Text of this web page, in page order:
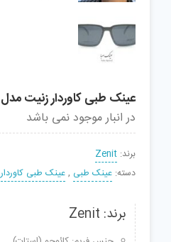
عینک طبی کاوردار زنیت مدل ZE6064
در انبار موجود نمی باشد
برند: Zenit
دسته: عینک طبی ,عینک طبی کاوردار
برند: Zenit